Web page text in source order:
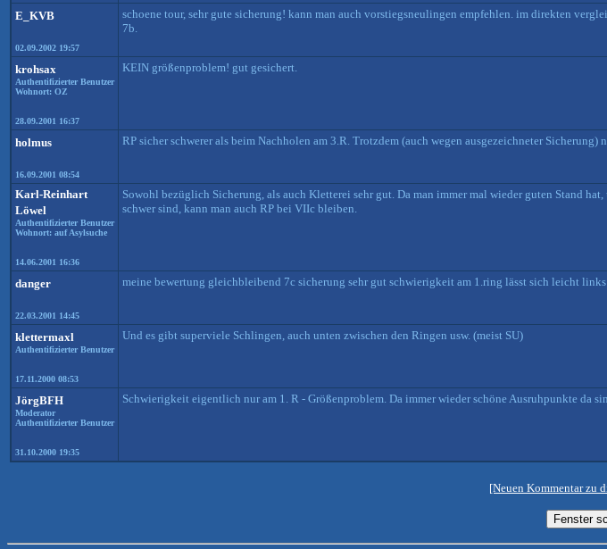
E_KVB
02.09.2002 19:57
schoene tour, sehr gute sicherung! kann man auch vorstiegsneulingen empfehlen. im direkten
7b.
krohsax
Authentifizierter Benutzer
Wohnort: OZ
28.09.2001 16:37
KEIN größenproblem! gut gesichert.
holmus
16.09.2001 08:54
RP sicher schwerer als beim Nachholen am 3.R. Trotzdem (auch wegen ausgezeichneter Sicherung)
Karl-Reinhart
Löwel
Authentifizierter Benutzer
Wohnort: auf Asylsuche
14.06.2001 16:36
Sowohl bezüglich Sicherung, als auch Kletterei sehr gut. Da man immer mal wieder guten Stand
schwer sind, kann man auch RP bei VIIc bleiben.
danger
22.03.2001 14:45
meine bewertung gleichbleibend 7c sicherung sehr gut schwierigkeit am 1.ring lässt sich leicht
klettermaxl
Authentifizierter Benutzer
17.11.2000 08:53
Und es gibt superviele Schlingen, auch unten zwischen den Ringen usw. (meist SU)
JörgBFH
Moderator
Authentifizierter Benutzer
31.10.2000 19:35
Schwierigkeit eigentlich nur am 1. R - Größenproblem. Da immer wieder schöne Ausruhpunkte da
[Neuen Kommentar zu